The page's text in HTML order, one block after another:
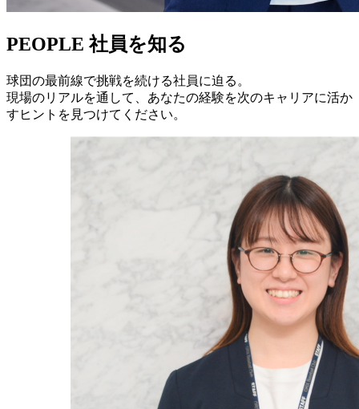
PEOPLE 社員を知る
球団の最前線で挑戦を続ける社員に迫る。
現場のリアルを通して、あなたの経験を次のキャリアに活か
すヒントを見つけてください。